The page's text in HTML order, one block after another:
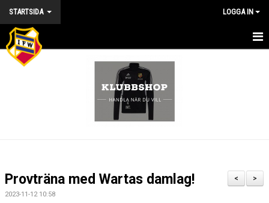
STARTSIDA LOGGA IN
HEM
KONTAKT
>
<
Provträna med Wartas damlag!
2023-11-12 10:58